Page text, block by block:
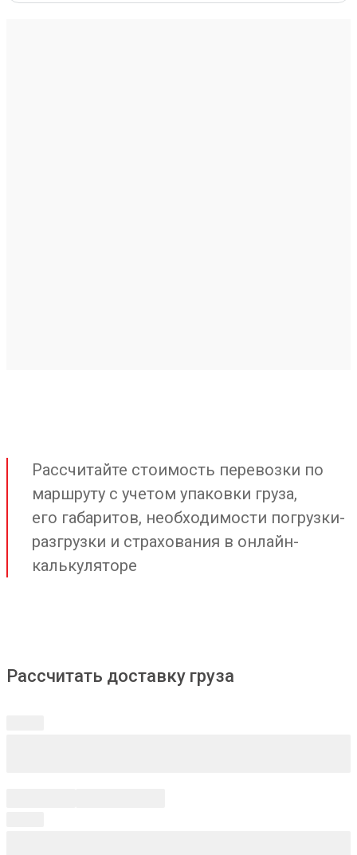
Рассчитайте стоимость перевозки по
маршруту с учетом упаковки груза,
его габаритов, необходимости погрузки-
разгрузки и страхования в онлайн-
калькуляторе
Рассчитать доставку груза